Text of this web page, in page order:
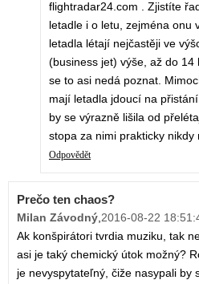
flightradar24.com . Zjistíte
letadle i o letu, zejména onu
letadla létají nejčastěji ve
(business jet) výše, až do
se to asi nedá poznat.
mají letadla jdoucí na
by se výrazně lišila od
stopa za nimi prakticky nikdy
Odpovědět
Prečo ten chaos?
Milan Závodný,2016-08-22
Ak konšpirátori tvrdia muziku, tak
asi je taký chemický útok možný?
je nevyspytateľný, čiže nasypali by